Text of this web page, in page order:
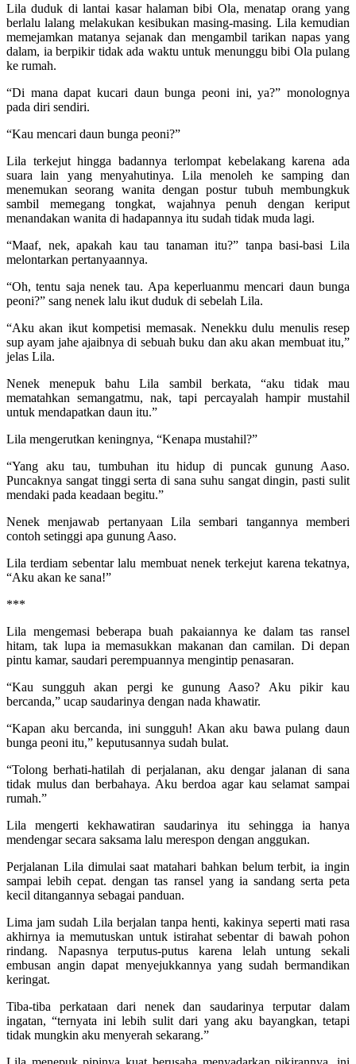
Lila duduk di lantai kasar halaman bibi Ola, menatap orang yang
berlalu lalang melakukan kesibukan masing-masing. Lila kemudian
memejamkan matanya sejanak dan mengambil tarikan napas yang
dalam, ia berpikir tidak ada waktu untuk menunggu bibi Ola pulang
ke rumah.
“Di mana dapat kucari daun bunga peoni ini, ya?” monolognya
pada diri sendiri.
“Kau mencari daun bunga peoni?”
Lila terkejut hingga badannya terlompat kebelakang karena ada
suara lain yang menyahutinya. Lila menoleh ke samping dan
menemukan seorang wanita dengan postur tubuh membungkuk
sambil memegang tongkat, wajahnya penuh dengan keriput
menandakan wanita di hadapannya itu sudah tidak muda lagi.
“Maaf, nek, apakah kau tau tanaman itu?” tanpa basi-basi Lila
melontarkan pertanyaannya.
“Oh, tentu saja nenek tau. Apa keperluanmu mencari daun bunga
peoni?” sang nenek lalu ikut duduk di sebelah Lila.
“Aku akan ikut kompetisi memasak. Nenekku dulu menulis resep
sup ayam jahe ajaibnya di sebuah buku dan aku akan membuat itu,”
jelas Lila.
Nenek menepuk bahu Lila sambil berkata, “aku tidak mau
mematahkan semangatmu, nak, tapi percayalah hampir mustahil
untuk mendapatkan daun itu.”
Lila mengerutkan keningnya, “Kenapa mustahil?”
“Yang aku tau, tumbuhan itu hidup di puncak gunung Aaso.
Puncaknya sangat tinggi serta di sana suhu sangat dingin, pasti sulit
mendaki pada keadaan begitu.”
Nenek menjawab pertanyaan Lila sembari tangannya memberi
contoh setinggi apa gunung Aaso.
Lila terdiam sebentar lalu membuat nenek terkejut karena tekatnya,
“Aku akan ke sana!”
***
Lila mengemasi beberapa buah pakaiannya ke dalam tas ransel
hitam, tak lupa ia memasukkan makanan dan camilan. Di depan
pintu kamar, saudari perempuannya mengintip penasaran.
“Kau sungguh akan pergi ke gunung Aaso? Aku pikir kau
bercanda,” ucap saudarinya dengan nada khawatir.
“Kapan aku bercanda, ini sungguh! Akan aku bawa pulang daun
bunga peoni itu,” keputusannya sudah bulat.
“Tolong berhati-hatilah di perjalanan, aku dengar jalanan di sana
tidak mulus dan berbahaya. Aku berdoa agar kau selamat sampai
rumah.”
Lila mengerti kekhawatiran saudarinya itu sehingga ia hanya
mendengar secara saksama lalu merespon dengan anggukan.
Perjalanan Lila dimulai saat matahari bahkan belum terbit, ia ingin
sampai lebih cepat. dengan tas ransel yang ia sandang serta peta
kecil ditangannya sebagai panduan.
Lima jam sudah Lila berjalan tanpa henti, kakinya seperti mati rasa
akhirnya ia memutuskan untuk istirahat sebentar di bawah pohon
rindang. Napasnya terputus-putus karena lelah untung sekali
embusan angin dapat menyejukkannya yang sudah bermandikan
keringat.
Tiba-tiba perkataan dari nenek dan saudarinya terputar dalam
ingatan, “ternyata ini lebih sulit dari yang aku bayangkan, tetapi
tidak mungkin aku menyerah sekarang.”